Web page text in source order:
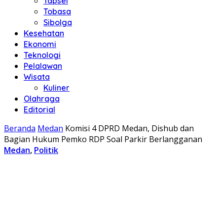
Tobasa
Sibolga
Kesehatan
Ekonomi
Teknologi
Pelalawan
Wisata
Kuliner
Olahraga
Editorial
Beranda Medan Komisi 4 DPRD Medan, Dishub dan
Bagian Hukum Pemko RDP Soal Parkir Berlangganan
Medan, Politik